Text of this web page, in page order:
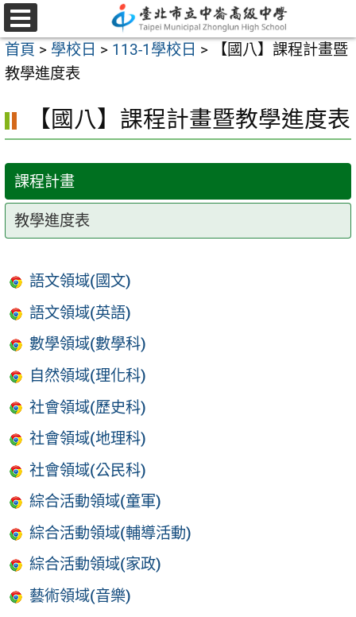
跳
至
主
要
容
選
單
首頁 > 學校日 > 113-1學校日 >
【國八】課程計畫暨
教學進度表
【國八】課程計畫暨教學進度表
課程計畫
教學進度表
語文領域(國文)
語文領域(英語)
數學領域(數學科)
自然領域(理化科)
社會領域(歷史科)
社會領域(地理科)
社會領域(公民科)
綜合活動領域(童軍)
綜合活動領域(輔導活動)
綜合活動領域(家政)
藝術領域(音樂)